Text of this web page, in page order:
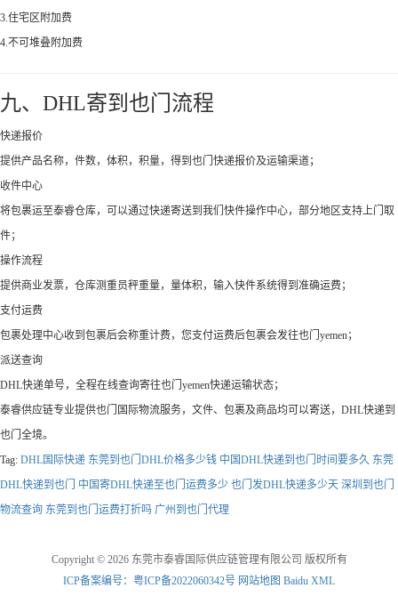
3.住宅区附加费
4.不可堆叠附加费
九、DHL寄到也门流程
快递报价
提供产品名称，件数，体积，积量，得到也门快递报价及运输渠道；
收件中心
将包裹运至泰睿仓库，可以通过快递寄送到我们快件操作中心，部分地区支持上门取
件；
操作流程
提供商业发票，仓库测重员秤重量，量体积，输入快件系统得到准确运费；
支付运费
包裹处理中心收到包裹后会称重计费，您支付运费后包裹会发往也门yemen；
派送查询
DHL快递单号，全程在线查询寄往也门yemen快递运输状态；
泰睿供应链专业提供也门国际物流服务，文件、包裹及商品均可以寄送，DHL快递到
也门全境。
Tag: DHL国际快递 东莞到也门DHL价格多少钱 中国DHL快递到也门时间要多久 东莞
DHL快递到也门
中国寄DHL快递至也门运费多少 也门发DHL快递多少天 深圳到也门
物流查询 东莞到也门运费打折吗 广州到也门代理
Copyright © 2026 东莞市泰睿国际供应链管理有限公司 版权所有
ICP备案编号：粤ICP备2022060342号 网站地图 Baidu XML